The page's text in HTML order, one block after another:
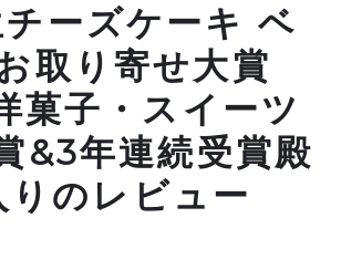
会員登録情報 ポイント
チーズケーキ ベ
取り寄せ大賞
菓子・スイーツ
&3年連続受賞殿
りのレビュー